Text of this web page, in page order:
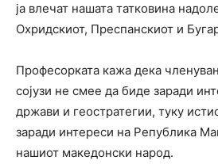
ја влечат нашата татковина
Охридскиот, Преспанскиот и
Професорката кажа дека
сојузи не смее да биде заради
држави и геостратегии, туку
заради интереси на Република
нашиот македонски народ.